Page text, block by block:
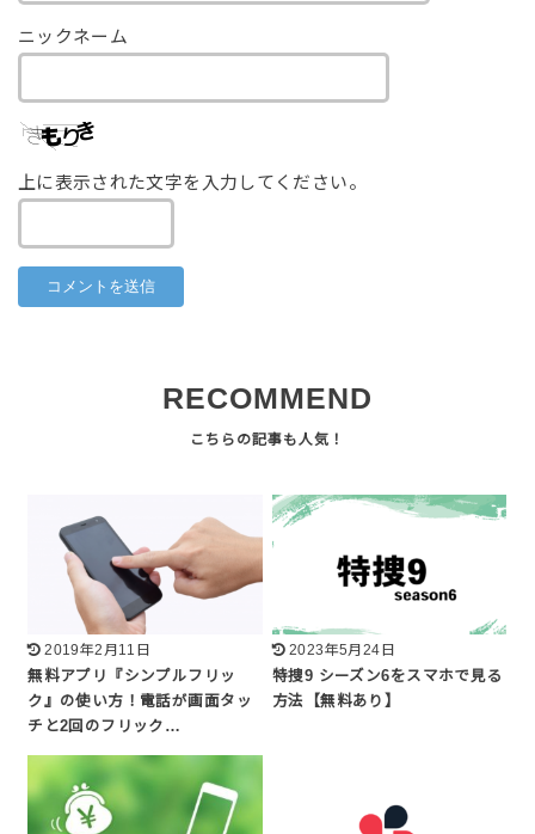
ニックネーム
上に表示された文字を入力してください。
RECOMMEND
2019年2月11日
無料アプリ『シンプルフリッ
ク』の使い方！電話が画面タッ
チと2回のフリック…
2023年5月24日
特捜9 シーズン6をスマホで見る
方法【無料あり】